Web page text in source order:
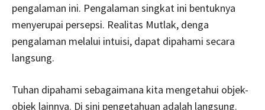
pengalaman ini. Pengalaman singkat ini bentuknya
menyerupai persepsi. Realitas Mutlak, denga
pengalaman melalui intuisi, dapat dipahami secara
langsung.
Tuhan dipahami sebagaimana kita mengetahui objek-
objek lainnya. Di sini pengetahuan adalah langsung.